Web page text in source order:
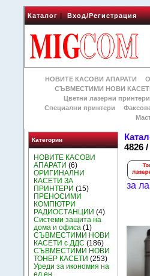
Каталог|Вход/Регистрация
НОВИТЕ КАСОВИ АПАРАТИ
СЪВМЕСТИМИ НОВИ
Цветни лазерни принтери
Специални принтери
Категории
НОВИТЕ КАСОВИ
АПАРАТИ (6)
ОРИГИНАЛНИ
КАСЕТИ ЗА
ПРИНТЕРИ (15)
ПРЕНОСИМИ
КОМПЮТРИ
РАДИОСТАНЦИИ (4)
Системи защита на
дома и офиса (1)
СЪВМЕСТИМИ НОВИ
КАСЕТИ с ДДС (186)
СЪВМЕСТИМИ НОВИ
ТОНЕР КАСЕТИ (253)
Уреди за икономия на
ел.ен.
4826
за